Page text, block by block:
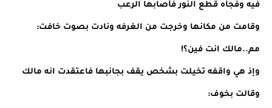
فيه وفجأه قطع النور فأصابها الرعب
وقامت من مكانها وخرجت من الغرفه ونادت بصوت خافت:
مم..مالك انت فين؟!
وإذ هي واقفه تخيلت بشخص يقف بجانبها فاعتقدت انه مالك
وقالت بخوف: